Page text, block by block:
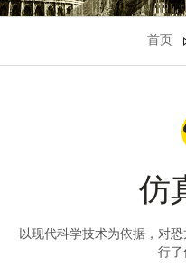
首页
仿
以现代科学技术为依据，对
行了